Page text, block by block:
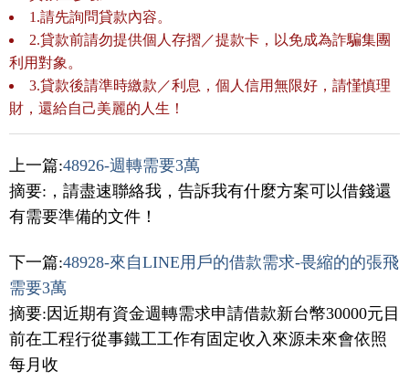
1.請先詢問貸款內容。
2.貸款前請勿提供個人存摺／提款卡，以免成為詐騙集團
利用對象。
3.貸款後請準時繳款／利息，個人信用無限好，請慬慎理
財，還給自己美麗的人生！
上一篇:48926-週轉需要3萬
摘要:，請盡速聯絡我，告訴我有什麼方案可以借錢還
有需要準備的文件！
下一篇:48928-來自LINE用戶的借款需求-畏縮的的張飛
需要3萬
摘要:因近期有資金週轉需求申請借款新台幣30000元目
前在工程行從事鐵工工作有固定收入來源未來會依照
每月收